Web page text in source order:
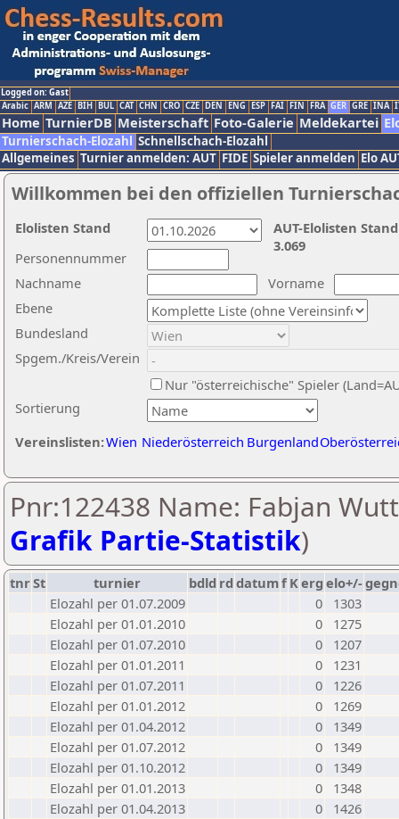
Logged on: Gast
Arabic ARM AZE BIH BUL CAT CHN CRO CZE DEN ENG ESP FAI FIN FRA GER GRE INA
Home TurnierDB Meisterschaft Foto-Galerie Meldekartei
Turnierschach-Elozahl Schnellschach-Elozahl
Allgemeines Turnier anmelden: AUT FIDE Spieler anmelden Elo
Willkommen bei den offiziellen
Nachname
Vorname
Ebene
Sortierung
Personennummer
Bundesland
Spgem./Kreis/Verein
Nur "österreichische" Spieler
Vereinslisten:Wien Niederösterreich Burgenland
AUT-Elolisten
3.069
Elolisten Stand
Pnr:122438 Name: Fabjan
Grafik Partie-Statistik)
tnrSt turnier bdld rd datumf Kerg elo+/-
Elozahl per 01.07.2009
0
1303
Elozahl per 01.01.2010
0
1275
Elozahl per 01.07.2010
0
1207
Elozahl per 01.01.2011
0
1231
Elozahl per 01.07.2011
0
1226
Elozahl per 01.01.2012
0
1269
Elozahl per 01.04.2012
0
1349
Elozahl per 01.07.2012
0
1349
Elozahl per 01.10.2012
0
1349
Elozahl per 01.01.2013
0
1348
Elozahl per 01.04.2013
0
1426